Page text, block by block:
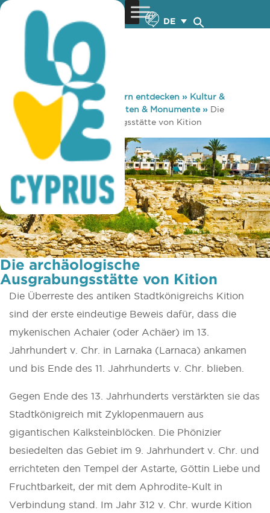
DE
You are here: Home »Zypern entdecken » Kultur &
Religion» Sehenswürdigkeiten & Monumente» Die
archäologische Ausgrabungsstätte von Kition
Die archäologische
Ausgrabungsstätte von Kition
Die Überreste des antiken Stadtkönigreichs Kition
sind der erste eindeutige Beweis dafür, dass die
mykenischen Achaier (oder Achäer) im 13.
Jahrhundert v. Chr. in Larnaka (Larnaca) ankamen
und bis Ende des 11. Jahrhunderts v. Chr. blieben.
Gegen Ende des 13. Jahrhunderts verstärkten sie das
Stadtkönigreich mit Zyklopenmauern aus
gigantischen Kalksteinblöcken. Die Phönizier
besiedelten das Gebiet im 9. Jahrhundert v. Chr. und
errichteten den Tempel der Astarte, Göttin Liebe und
Fruchtbarkeit, der mit dem Aphrodite-Kult in
Verbindung stand. Im Jahr 312 v. Chr. wurde Kition